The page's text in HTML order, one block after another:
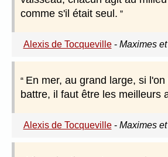
comme s'il était seul.
Alexis de Tocqueville- Maximes
En mer, au grand large, si
battre, il faut être les meilleurs
Alexis de Tocqueville- Maximes